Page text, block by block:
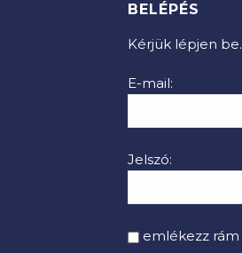
BELÉPÉS
Kérjük lépjen be.
E-mail:
Jelszó:
emlékezz rám